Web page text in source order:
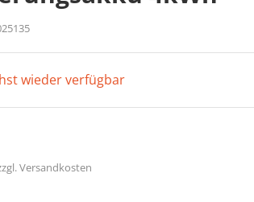
wieder verfügbar
Versandkosten